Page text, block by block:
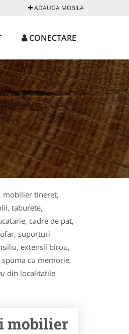
ADAUGA MOBILA
CONECTARE
mobilier tineret,
taburete,
cadre de pat,
suporturi
extensii birou,
cu memorie,
din localitatile
mobilier